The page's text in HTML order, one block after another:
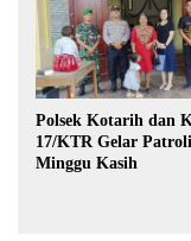
Polsek Kotarih dan
17/KTR Gelar Patroli
Minggu Kasih